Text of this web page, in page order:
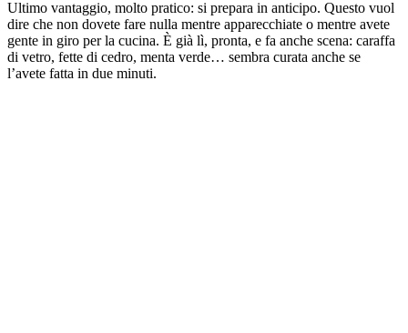
Ultimo vantaggio, molto pratico: si prepara in anticipo. Questo vuol
dire che non dovete fare nulla mentre apparecchiate o mentre avete
gente in giro per la cucina. È già lì, pronta, e fa anche scena: caraffa
di vetro, fette di cedro, menta verde… sembra curata anche se
l’avete fatta in due minuti.